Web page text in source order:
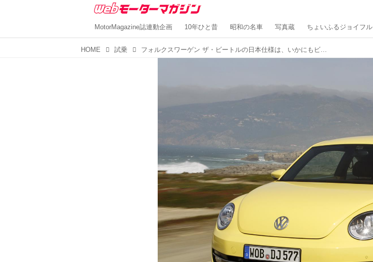
MotorMagazine誌連動企画 10年ひと昔 昭和の名車 写真蔵 ちょいふるジョイフル
HOME 試乗 フォルクスワーゲン ザ・ビートルの日本仕様は、いかにもビートルらしい温和なクルマだった【10年ひと昔の新車】